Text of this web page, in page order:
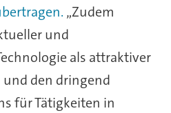
„Zudem
und
als attraktiver
den dringend
für Tätigkeiten in